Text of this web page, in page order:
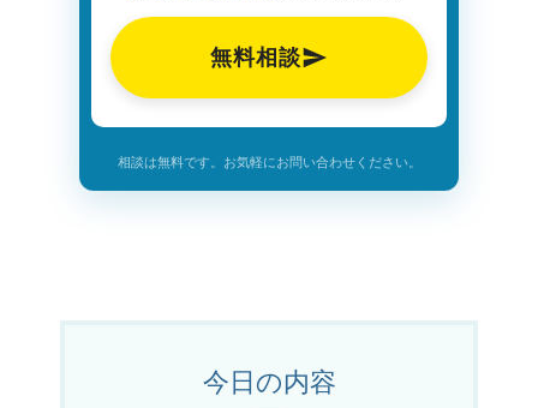
無料相談
相談は無料です。お気軽にお問い合わせください。
今日の内容